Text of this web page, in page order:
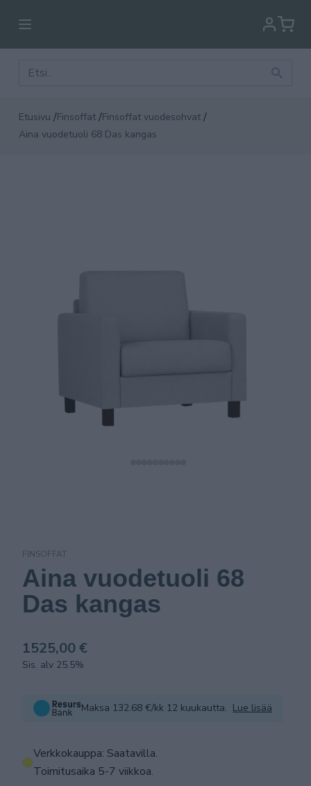
Etusivu /Finsoffat /Finsoffat vuodesohvat /
Aina vuodetuoli 68 Das kangas
FINSOFFAT
Aina vuodetuoli 68
Das kangas
1525,00 €
Sis. alv 25.5%
Maksa 132.68 €/kk 12 kuukautta. Lue lisää
Verkkokauppa: Saatavilla.
Toimitusaika 5-7 viikkoa.